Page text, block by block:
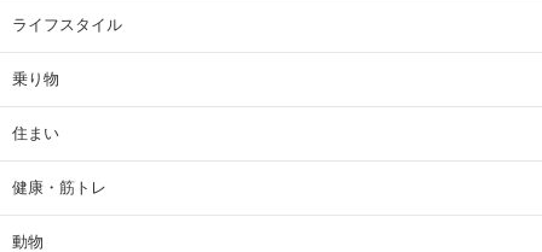
ライフスタイル
乗り物
住まい
健康・筋トレ
動物